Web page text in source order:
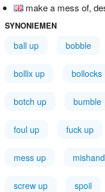
make a mess of,
SYNONIEMEN
ball up bobble
bollix up bollocks
botch up bumble
foul up fuck up
mess up
screw up spoil